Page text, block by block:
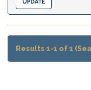
Results 1-1 of 1